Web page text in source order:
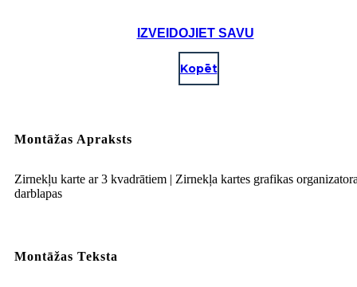
IZVEIDOJIET SAVU
Kopēt
Montāžas Apraksts
Zirnekļu karte ar 3 kvadrātiem | Zirnekļa kartes grafikas
darblapas
Montāžas Teksta